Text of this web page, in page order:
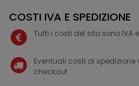
COSTI IVA E SPEDIZIONE
Tutti i costi del sito sono IVA
Eventuali costi di
checkout